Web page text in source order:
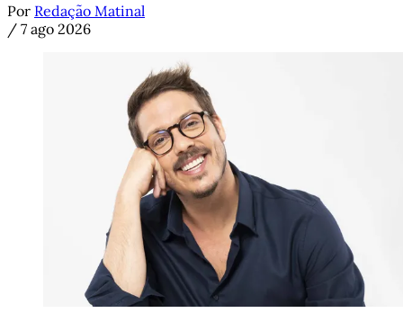
Por Redação Matinal
/ 7 ago 2026